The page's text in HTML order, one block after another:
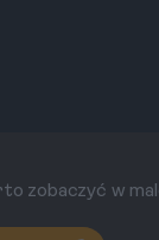
zobaczyć w